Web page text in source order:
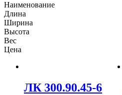
Наименование
Длина
Ширина
Высота
Вес
Цена
ЛК 300.90.45-6